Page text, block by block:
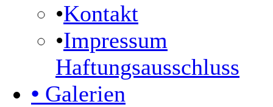
•Kontakt
•Impressum
Haftungsausschluss
• Galerien